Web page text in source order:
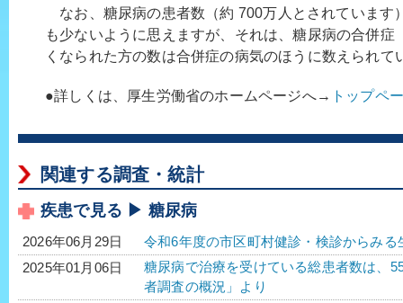
なお、糖尿病の患者数（約 700万人とされています
も少ないように思えますが、それは、糖尿病の合併症
くなられた方の数は合併症の病気のほうに数えられて
●詳しくは、厚生労働省のホームページへ→ トップペ
関連する調査・統計
疾患で見る ▶ 糖尿病
2026年06月29日
令和6年度の市区町村健診・検診からみ
2025年01月06日
糖尿病で治療を受けている総患者数は
者調査の概況」より